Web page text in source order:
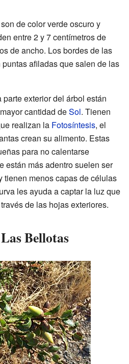
de color verde oscuro y
entre 2 y 7 centímetros de
de ancho. Los bordes de las
afiladas que salen de las
exterior del árbol están
cantidad deSol. Tienen
realizan la Fotosíntesis, el
crean su alimento. Estas
para no calentarse
están más adentro suelen ser
tienen menos capas de células
les ayuda a captar la luz que
de las hojas exteriores.
Bellotas